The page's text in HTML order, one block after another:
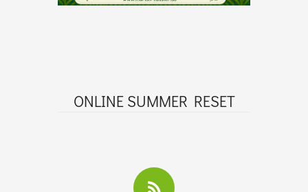
ONLINE SUMMER RESET